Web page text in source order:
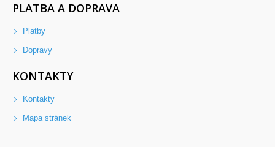
PLATBA A DOPRAVA
Platby
Dopravy
KONTAKTY
Kontakty
Mapa stránek